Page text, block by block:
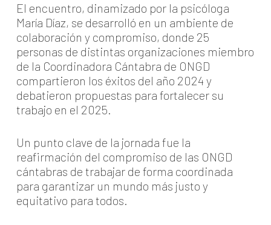
El encuentro, dinamizado por la psicóloga
María Díaz, se desarrolló en un ambiente de
colaboración y compromiso, donde 25
personas de distintas organizaciones miembro
de la Coordinadora Cántabra de ONGD
compartieron los éxitos del año 2024 y
debatieron propuestas para fortalecer su
trabajo en el 2025.
Un punto clave de la jornada fue la
reafirmación del compromiso de las ONGD
cántabras de trabajar de forma coordinada
para garantizar un mundo más justo y
equitativo para todos.